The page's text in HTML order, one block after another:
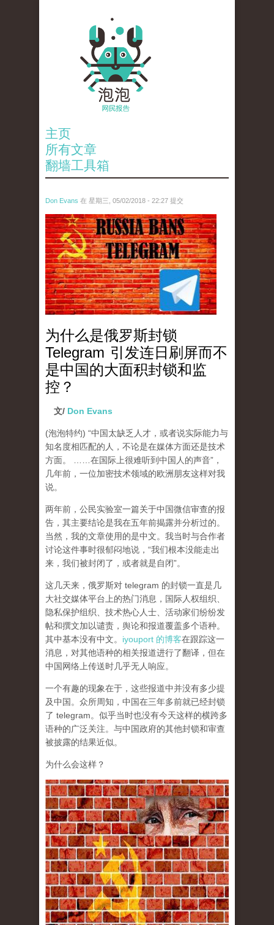
主页
所有文章
翻墙工具箱
Don Evans 在 星期三, 05/02/2018 - 22:27 提交
tou_.jpeg
为什么是俄罗斯封锁
Telegram 引发连日刷屏而不
是中国的大面积封锁和监
控？
文/ Don Evans
(泡泡特约) “中国太缺乏人才，或者说实际能力与
知名度相匹配的人，不论是在媒体方面还是技术
方面。 ……在国际上很难听到中国人的声音”，
几年前，一位加密技术领域的欧洲朋友这样对我
说。
两年前，公民实验室一篇关于中国微信审查的报
告，其主要结论是我在五年前揭露并分析过的。
当然，我的文章使用的是中文。我当时与合作者
讨论这件事时很郁闷地说，“我们根本没能走出
来，我们被封闭了，或者就是自闭”。
这几天来，俄罗斯对 telegram 的封锁一直是几
大社交媒体平台上的热门消息，国际人权组织、
隐私保护组织、技术热心人士、活动家们纷纷发
帖和撰文加以谴责，舆论和报道覆盖多个语种。
其中基本没有中文。 iyouport 的博客在跟踪这一
消息，对其他语种的相关报道进行了翻译，但在
中国网络上传送时几乎无人响应。
一个有趣的现象在于，这些报道中并没有多少提
及中国。众所周知，中国在三年多前就已经封锁
了 telegram。似乎当时也没有今天这样的横跨多
语种的广泛关注。与中国政府的其他封锁和审查
被披露的结果近似。
为什么会这样？